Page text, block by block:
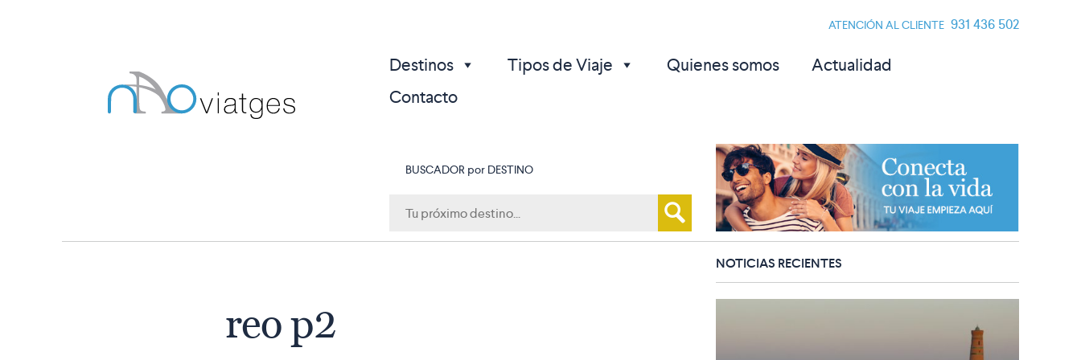
ATENCIÓN AL CLIENTE 931 436 502
Destinos Tipos de Viaje Quienes somos
Actualidad
Contacto
BUSCADOR por DESTINO
p
reo p2
NOTICIAS RECIENTES